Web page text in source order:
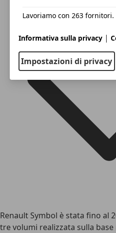
Renault Symbol è stata fino al
tre volumi realizzata sulla base
Lavoriamo con 263 fornitori.
Informativa sulla privacy |
Impostazioni di privacy